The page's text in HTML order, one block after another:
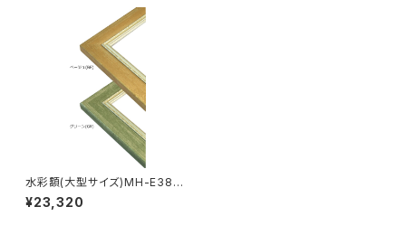
水彩額(大型サイズ)MH-E38J
特全判 780×1050ミリ
¥23,320